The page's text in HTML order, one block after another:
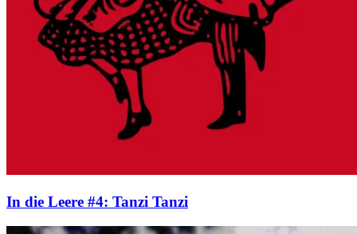
In die Leere #4: Tanzi Tanzi